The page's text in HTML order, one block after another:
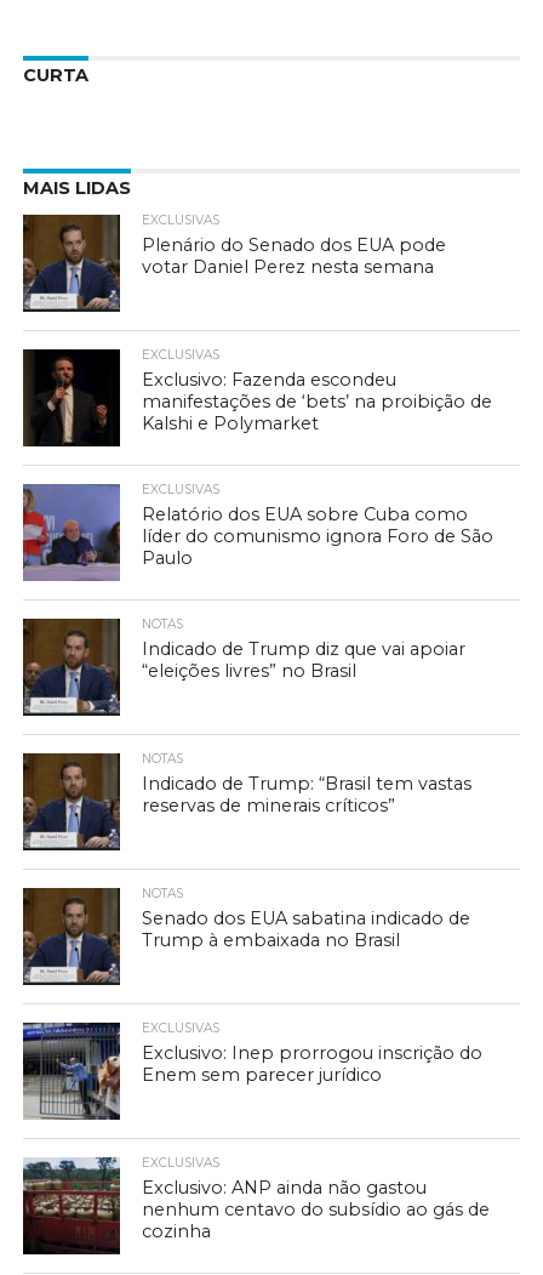
CURTA
MAIS LIDAS
EXCLUSIVAS
Plenário do Senado dos EUA pode
votar Daniel Perez nesta semana
EXCLUSIVAS
Exclusivo: Fazenda escondeu
manifestações de ‘bets’ na proibição de
Kalshi e Polymarket
EXCLUSIVAS
Relatório dos EUA sobre Cuba como
líder do comunismo ignora Foro de São
Paulo
NOTAS
Indicado de Trump diz que vai apoiar
“eleições livres” no Brasil
NOTAS
Indicado de Trump: “Brasil tem vastas
reservas de minerais críticos”
NOTAS
Senado dos EUA sabatina indicado de
Trump à embaixada no Brasil
EXCLUSIVAS
Exclusivo: Inep prorrogou inscrição do
Enem sem parecer jurídico
EXCLUSIVAS
Exclusivo: ANP ainda não gastou
nenhum centavo do subsídio ao gás de
cozinha